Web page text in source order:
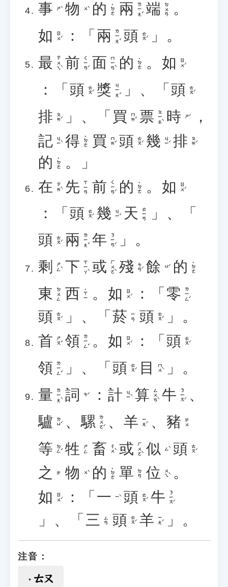
事
ㄕˋ 物 ㄨˋ 的 ˙ㄉㄜ 兩 ㄌㄧㄤˇ 端 ㄉㄨㄢ 。
如 ㄖㄨˊ ：「 兩 ㄌㄧㄤˇ 頭 ㄊㄡˊ
」。
最 ㄗㄨㄟˋ 前 ㄑㄧㄢˊ 面 ㄇㄧㄢˋ 的 ˙ㄉㄜ 。 如 ㄖㄨˊ
：「 頭 ㄊㄡˊ 獎 ㄐㄧㄤˇ 」、「 頭 ㄊㄡˊ
排 ㄆㄞˊ 」、「 買 ㄇㄞˇ 票 ㄆㄧㄠˋ 時 ㄕˊ
，
記 ㄐㄧˋ 得 ˙ㄉㄜ 買 ㄇㄞˇ 頭 ㄊㄡˊ 幾 ㄐㄧˇ 排 ㄆㄞˊ
的 ˙ㄉㄜ 。」
在 ㄗㄞˋ 先 ㄒㄧㄢ 前 ㄑㄧㄢˊ 的 ˙ㄉㄜ 。 如 ㄖㄨˊ
：「 頭 ㄊㄡˊ 幾 ㄐㄧˇ 天 ㄊㄧㄢ
」、「
頭 ㄊㄡˊ 兩 ㄌㄧㄤˇ 年 ㄋㄧㄢˊ
」。
剩
ㄕㄥˋ 下 ㄒㄧㄚˋ 或 ㄏㄨㄛˋ 殘 ㄘㄢˊ 餘 ㄩˊ 的 ˙ㄉㄜ
東 ㄉㄨㄥ 西 ˙ㄒㄧ 。 如 ㄖㄨˊ ：「 零 ㄌㄧㄥˊ
頭 ㄊㄡˊ 」、「 菸 ㄧㄢ 頭 ㄊㄡˊ
」。
首 ㄕㄡˇ 領 ㄌㄧㄥˇ 。 如 ㄖㄨˊ ：「 頭 ㄊㄡˊ
領 ㄌㄧㄥˇ 」、「 頭 ㄊㄡˊ 目 ㄇㄨˋ
」。
量 ㄌㄧㄤˋ 詞 ㄘˊ ： 計 ㄐㄧˋ 算 ㄙㄨㄢˋ 牛 ㄋㄧㄡˊ 、
驢 ㄌㄩˊ 、騾 ㄌㄨㄛˊ 、 羊 ㄧㄤˊ 、 豬 ㄓㄨ
等 ㄉㄥˇ 牲 ㄕㄥ 畜 ㄔㄨˋ 或 ㄏㄨㄛˋ 似 ㄙˋ 頭 ㄊㄡˊ
之 ㄓ 物 ㄨˋ 的 ˙ㄉㄜ 單 ㄉㄢ 位 ㄨㄟˋ 。
如 ㄖㄨˊ ：「 一 ㄧˋ 頭 ㄊㄡˊ 牛 ㄋㄧㄡˊ
」、「 三 ㄙㄢ 頭 ㄊㄡˊ 羊 ㄧㄤˊ 」。
注音：
ㄊㄡ